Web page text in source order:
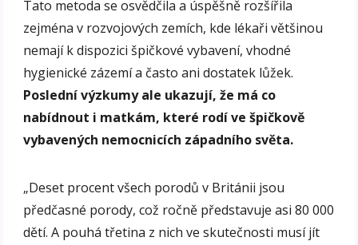
Tato metoda se osvědčila a úspěšně rozšířila
zejména v rozvojových zemích, kde lékaři většinou
nemají k dispozici špičkové vybavení, vhodné
hygienické zázemí a často ani dostatek lůžek.
Poslední výzkumy ale ukazují, že má co
nabídnout i matkám, které rodí ve špičkově
vybavených nemocnicích západního světa.
„Deset procent všech porodů v Británii jsou
předčasné porody, což ročně představuje asi 80 000
dětí. A pouhá třetina z nich ve skutečnosti musí jít